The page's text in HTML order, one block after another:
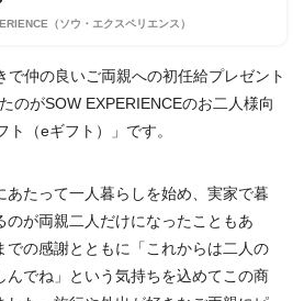
（ソウ・エクスペリエンス）
で仲の良いご両親への初任給プレゼント
のがSOW EXPERIENCEのお二人様向
（eギフト）」です。
あたって一人暮らしを始め、実家で暮
のが両親二人だけになったこともあ
での感謝とともに「これからは二人の
んでね」という気持ちを込めてこの商